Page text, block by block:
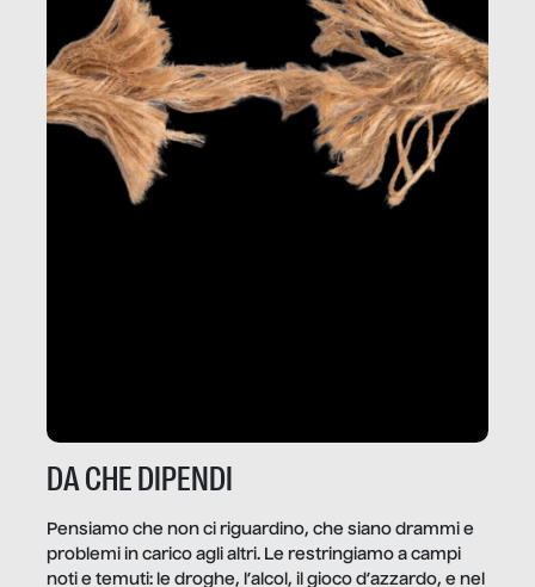
DA CHE DIPENDI
Pensiamo che non ci riguardino, che siano drammi e
problemi in carico agli altri. Le restringiamo a campi
noti e temuti: le droghe, l’alcol, il gioco d’azzardo, e nel